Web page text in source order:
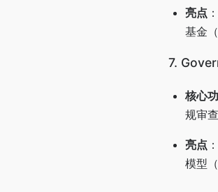
亮点
基金
7.
核心
规审
亮点
模型